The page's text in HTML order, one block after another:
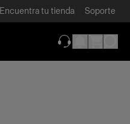
Encuentra tu tienda Soporte